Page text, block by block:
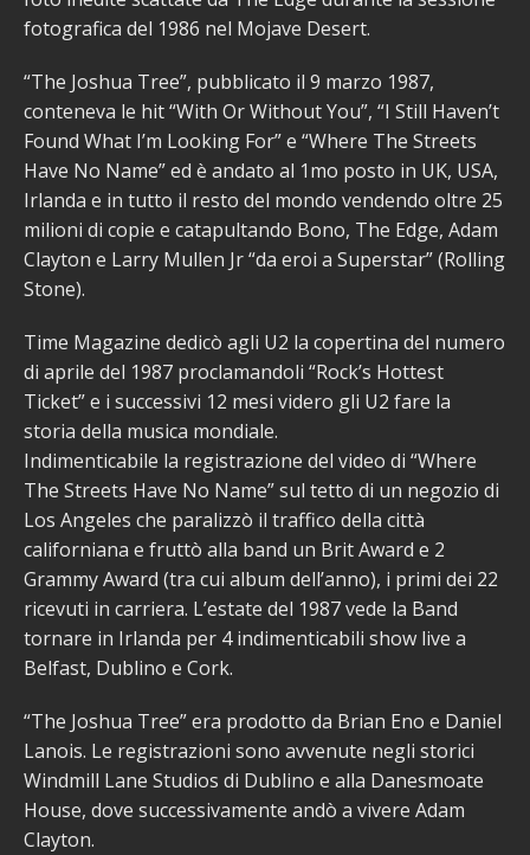
fotografica del 1986 nel Mojave Desert.
“The Joshua Tree”, pubblicato il 9 marzo 1987,
conteneva le hit “With Or Without You”, “I Still Haven’t
Found What I’m Looking For” e “Where The Streets
Have No Name” ed è andato al 1mo posto in UK, USA,
Irlanda e in tutto il resto del mondo vendendo oltre 25
milioni di copie e catapultando Bono, The Edge, Adam
Clayton e Larry Mullen Jr “da eroi a Superstar” (Rolling
Stone).
Time Magazine dedicò agli U2 la copertina del numero
di aprile del 1987 proclamandoli “Rock’s Hottest
Ticket” e i successivi 12 mesi videro gli U2 fare la
storia della musica mondiale.
Indimenticabile la registrazione del video di “Where
The Streets Have No Name” sul tetto di un negozio di
Los Angeles che paralizzò il traffico della città
californiana e fruttò alla band un Brit Award e 2
Grammy Award (tra cui album dell’anno), i primi dei 22
ricevuti in carriera. L’estate del 1987 vede la Band
tornare in Irlanda per 4 indimenticabili show live a
Belfast, Dublino e Cork.
“The Joshua Tree” era prodotto da Brian Eno e Daniel
Lanois. Le registrazioni sono avvenute negli storici
Windmill Lane Studios di Dublino e alla Danesmoate
House, dove successivamente andò a vivere Adam
Clayton.